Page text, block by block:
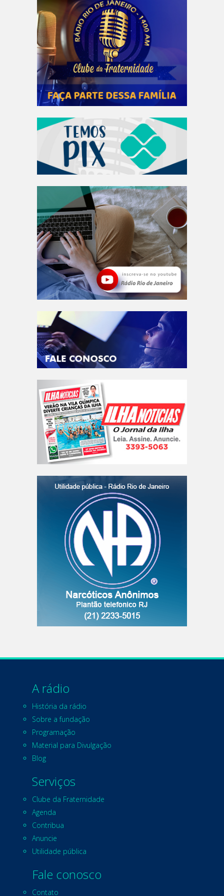
A rádio
História da rádio
Sobre a fundação
Programação
Material para Divulgação
Blog
Serviços
Clube da Fraternidade
Agenda
Contribua
Anuncie
Utilidade pública
Fale conosco
Contato